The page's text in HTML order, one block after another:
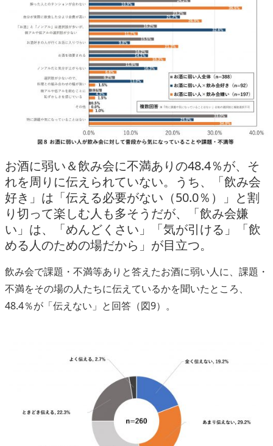
お酒に弱い＆飲み会に不満ありの48.4％が、そ
れを周りに伝えられていない。うち、「飲み会
好き」は「伝える必要がない（50.0％）」と割
り切って楽しむ人も多そうだが、「飲み会嫌
い」は、「めんどくさい」「気が引ける」「飲
める人のための場だから」が目立つ。
飲み会で課題・不満等ありと答えたお酒に弱い人に、課題・
不満をその場の人たちに伝えているかを聞いたところ、
48.4％が「伝えない」と回答（図9）。